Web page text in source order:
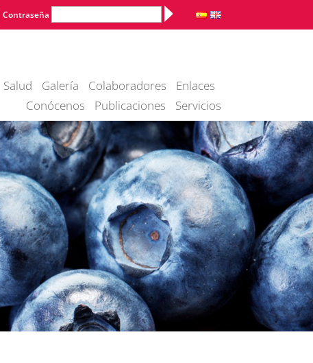
Contraseña Alternative:
Salud Galería Colaboradores
Enlaces
Conócenos
Publicaciones Servicios